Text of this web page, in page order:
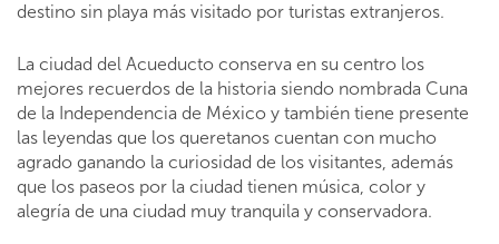
destino sin playa más visitado por turistas extranjeros.
La ciudad del Acueducto conserva en su centro los
mejores recuerdos de la historia siendo nombrada Cuna
de la Independencia de México y también tiene presente
las leyendas que los queretanos cuentan con mucho
agrado ganando la curiosidad de los visitantes, además
que los paseos por la ciudad tienen música, color y
alegría de una ciudad muy tranquila y conservadora.